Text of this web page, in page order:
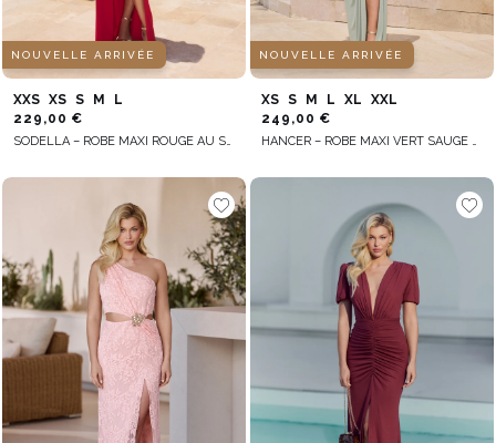
NOUVELLE ARRIVÉE
XXS XS S M
L
229,00 €
SODELLA – ROBE MAXI ROUGE AU STYLE ESPAGNOL
NOUVELLE ARRIVÉE
XS S M L XL
XXL
249,00 €
HANCER – ROBE MAXI VERT SAUGE AVEC DÉTAIL TRESSÉ DÉCORATIF